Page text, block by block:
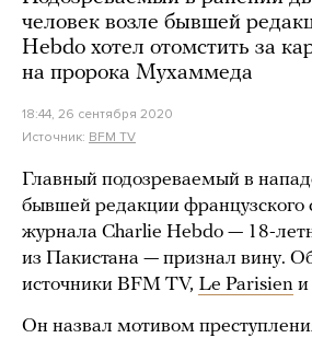
человек возле бывшей
Hebdo хотел отомстить за
на пророка Мухаммеда
18:44, 26 сентября 2020
Источник: BFM TV
Главный подозреваемый в
бывшей редакции французского
журнала Charlie Hebdo — 18-
из Пакистана — признал вину.
источники BFM TV, Le Parisien и
Он назвал мотивом